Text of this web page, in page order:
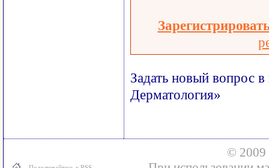
Задать новый вопрос
Дерматология»
© 2009